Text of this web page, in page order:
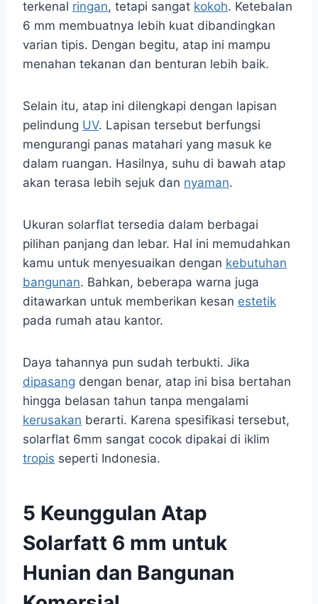
terkenal ringan, tetapi sangat kokoh. Ketebalan
6 mm membuatnya lebih kuat dibandingkan
varian tipis. Dengan begitu, atap ini mampu
menahan tekanan dan benturan lebih baik.
Selain itu, atap ini dilengkapi dengan lapisan
pelindung UV. Lapisan tersebut berfungsi
mengurangi panas matahari yang masuk ke
dalam ruangan. Hasilnya, suhu di bawah atap
akan terasa lebih sejuk dan nyaman.
Ukuran solarflat tersedia dalam berbagai
pilihan panjang dan lebar. Hal ini memudahkan
kamu untuk menyesuaikan dengan kebutuhan
bangunan. Bahkan, beberapa warna juga
ditawarkan untuk memberikan kesan estetik
pada rumah atau kantor.
Daya tahannya pun sudah terbukti. Jika
dipasang dengan benar, atap ini bisa bertahan
hingga belasan tahun tanpa mengalami
kerusakan berarti. Karena spesifikasi tersebut,
solarflat 6mm sangat cocok dipakai di iklim
tropis seperti Indonesia.
5 Keunggulan Atap
Solarfatt 6 mm untuk
Hunian dan Bangunan